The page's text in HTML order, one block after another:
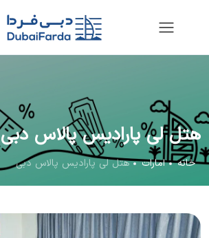
هتل لی پارادیس پالاس دبی
خانه امارات هتل لی پارادیس پالاس دبی